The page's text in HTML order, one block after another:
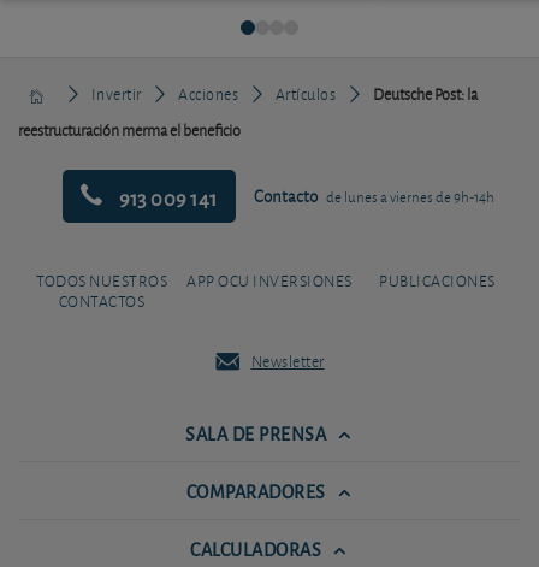
Invertir Acciones Artículos
Deutsche Post: la
reestructuración merma el beneficio
913 009 141 Contacto de lunes a viernes de 9h-14h
TODOS NUESTROS
CONTACTOS
APP OCU INVERSIONES PUBLICACIONES
Newsletter
SALA DE PRENSA
COMPARADORES
CALCULADORAS